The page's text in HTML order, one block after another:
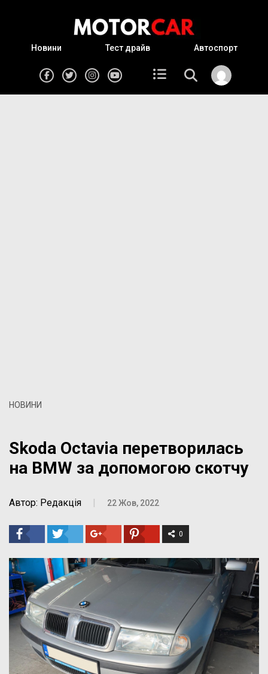
Новини Тест драйв Автоспорт
НОВИНИ
Skoda Octavia перетворилась
на BMW за допомогою скотчу
Автор: Редакція | 22 Жов, 2022
0